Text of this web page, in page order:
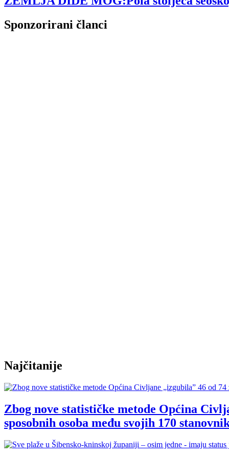
Sponzorirani članci
Najčitanije
Zbog nove statističke metode Općina
sposobnih osoba među svojih 170